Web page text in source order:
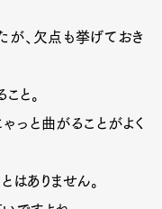
が、欠点も挙げておき
と。
っと曲がることがよく
ありません。